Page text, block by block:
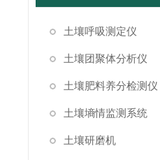
土壤呼吸测定仪
土壤团聚体分析仪
土壤肥料养分检测仪
土壤墒情监测系统
土壤研磨机